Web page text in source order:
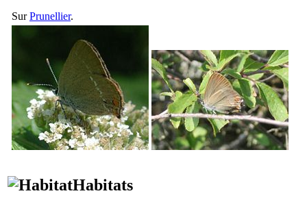
SurPrunellier.
Habitats